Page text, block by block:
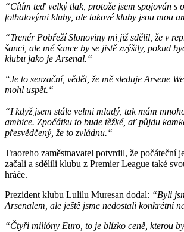
“Cítím teď velký tlak, protože jsem spojován s
fotbalovými kluby, ale takové kluby jsou mou
“Trenér Pobřeží Slonoviny mi již sdělil, že v
šanci, ale mé šance by se jistě zvýšily, pokud
klubu jako je Arsenal.“
“Je to senzační, vědět, že mě sleduje Arsene
mohl uspět.“
“I když jsem stále velmi mladý, tak mám
ambice. Zpočátku to bude těžké, ať půjdu
přesvědčený, že to zvládnu.“
Traoreho zaměstnavatel potvrdil, že počáteční
začali a sdělili klubu z Premier League také
hráče.
Prezident klubu Lulilu Muresan dodal: “Byli
Arsenalem, ale ještě jsme nedostali konkrétní
“Čtyři milióny Euro, to je blízko ceně, kterou